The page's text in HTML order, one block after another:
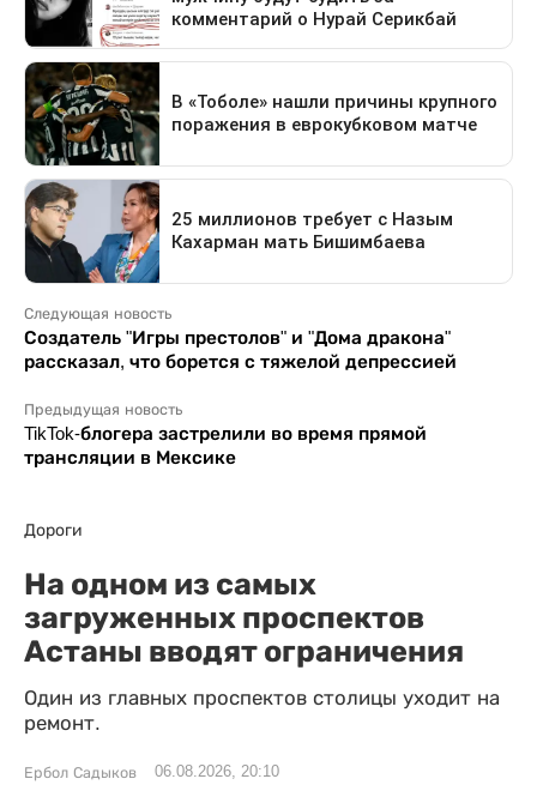
Следующая новость
Создатель "Игры престолов" и "Дома дракона"
рассказал, что борется с тяжелой депрессией
Предыдущая новость
TikTok-блогера застрелили во время прямой
трансляции в Мексике
Дороги
На одном из самых
загруженных проспектов
Астаны вводят ограничения
Один из главных проспектов столицы уходит на
ремонт.
Ербол Садыков 06.08.2026, 20:10